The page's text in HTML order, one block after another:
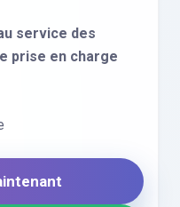
service des
prise en charge